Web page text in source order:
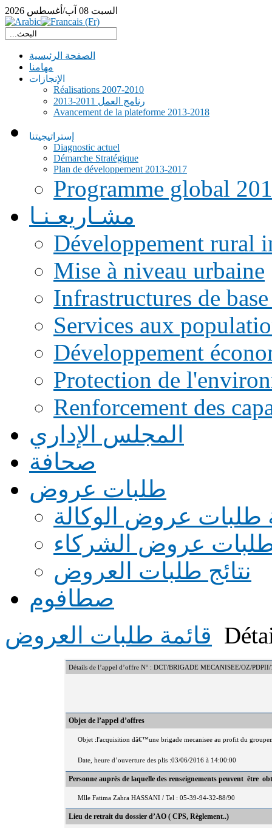
السبت 08 آب/أغسطس 2026
الصفحة الرئيسية
مهامنا
الإنجازات
Réalisations 2007-2010
رنامج العمل 2011-2013
Avancement de la plateforme 2013-2018
إستراتيجيتنا
Diagnostic actuel
Démarche Stratégique
Plan de développement 2013-2017
Programme global
مشـاريعـنـا
Développement rural
Mise à niveau urbaine
Infrastructures de
Services aux
Développement
Protection de
Renforcement des
المجلس الإداري
صحافة
طلبات عروض
طلبات عروض الوكالة
طلبات عروض الشركاء
نتائج طلبات العروض
صطافوم
قائمة طلبات العروض
Détails de l’appel d’offre N° : DCT/BRIGADE MECANISEE/OZ/
Objet de l’appel d’offres
Objet :l'acquisition dâ€™une brigade mecanisee au profit du
Date, heure d’ouverture des plis :03/06/2016 à 14:00:00
Personne auprès de laquelle des renseignements peuvent être
Mlle Fatima Zahra HASSANI / Tel : 05-39-94-32-88/90
Lieu de retrait du dossier d’AO ( CPS, Règlement..)